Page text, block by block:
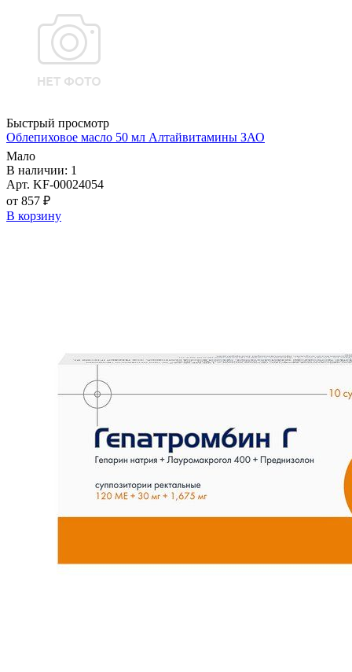
Быстрый просмотр
Облепиховое масло 50 мл Алтайвитамины ЗАО
Мало
В наличии: 1
Арт. KF-00024054
от 857 ₽
В корзину